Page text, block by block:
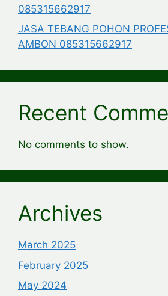
085315662917
JASA TEBANG POHON
AMBON 085315662917
Recent
No comments to show.
Archives
March 2025
February 2025
May 2024